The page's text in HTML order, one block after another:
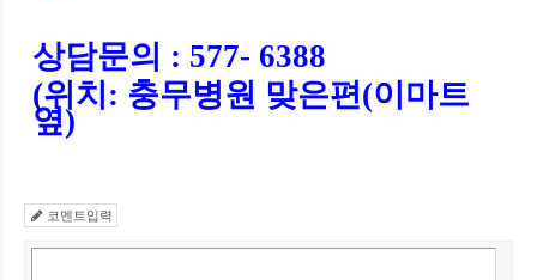
상담문의 : 577- 6388
(위치 : 충무병원 맞은편(이마트
옆)
코멘트입력